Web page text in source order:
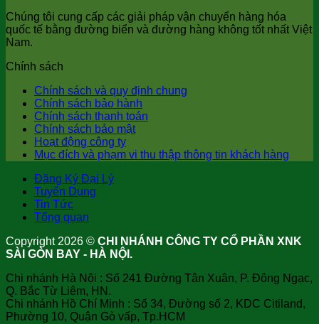
Chúng tôi cung cấp các giải pháp vận chuyển hàng hóa
quốc tế bằng đường biển và đường hàng không tốt nhất Việt
Nam.
Chính sách
Chính sách và quy định chung
Chính sách bảo hành
Chính sách thanh toán
Chính sách bảo mật
Hoạt động công ty
Mục đích và phạm vi thu thập thông tin khách hàng
Đăng Ký Đại Lý
Tuyển Dụng
Tin Tức
Tổng quan
Copyright 2026 © CHI NHÁNH CÔNG TY CỔ PHẦN XNK
SÀI GÒN BAY - HÀ NỘI.
Chi nhánh Hà Nội : Số 241 Đường Tân Xuân, P. Đông Ngạc,
Q. Bắc Từ Liêm, HN.
Chi nhánh Hồ Chí Minh : Số 34, Đường số 2, KDC Citiland,
Phường 10, Quận Gò vấp, Tp.HCM